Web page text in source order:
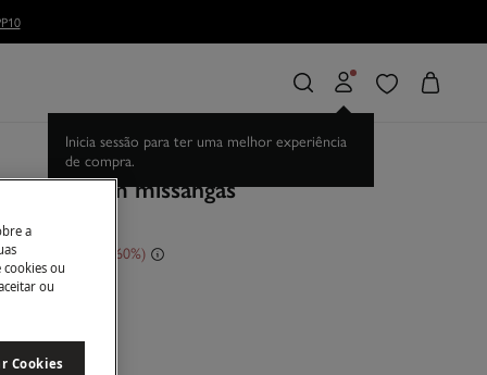
Inicia sessão para ter uma melhor experiência
de compra.
com missangas
60
a
cookies ou
ou
Cookies